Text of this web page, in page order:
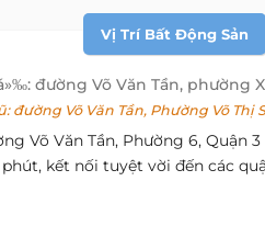
Vị Trí Bất Động Sản
đường Võ Văn Tần, phường
đường Võ Văn Tần, Phường Võ Thị
Võ Văn Tần, Phường 6, Quận
kết nối tuyệt vời đến các